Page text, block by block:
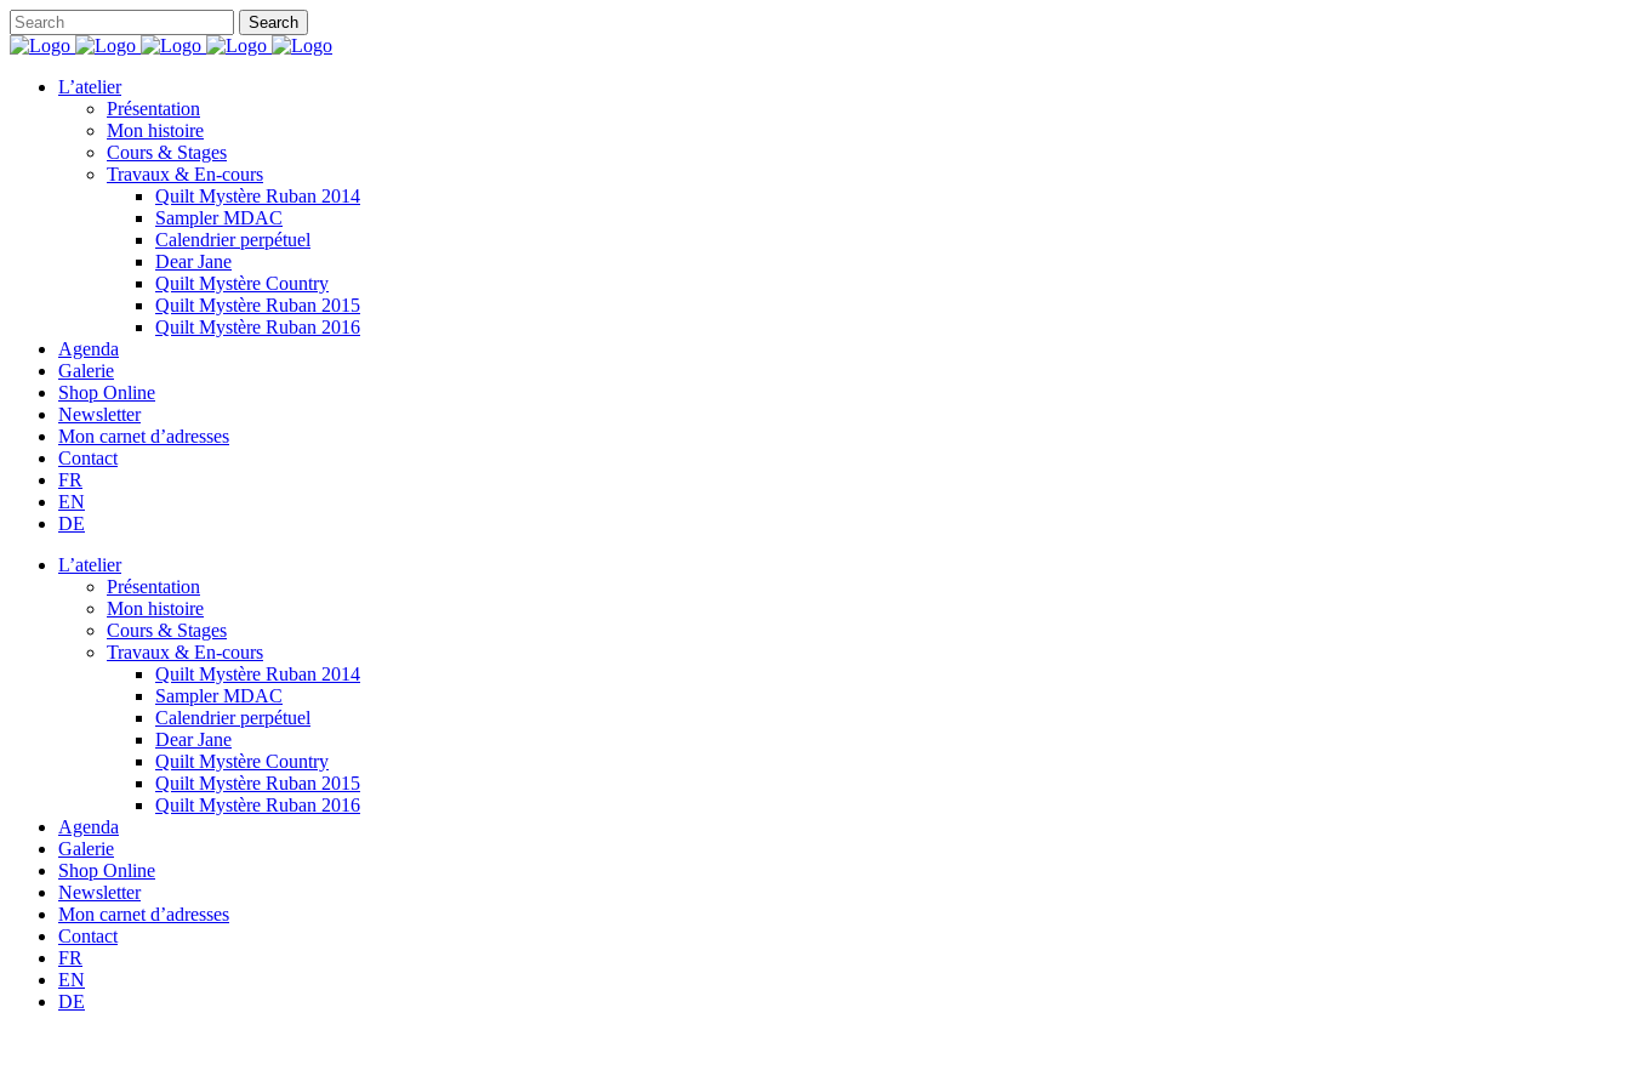
L’atelier
Présentation
Mon histoire
Cours & Stages
Travaux & En-cours
Quilt Mystère Ruban 2014
Sampler MDAC
Calendrier perpétuel
Dear Jane
Quilt Mystère Country
Quilt Mystère Ruban 2015
Quilt Mystère Ruban 2016
Agenda
Galerie
Shop Online
Newsletter
Mon carnet d’adresses
Contact
FR
EN
DE
L’atelier
Présentation
Mon histoire
Cours & Stages
Travaux & En-cours
Quilt Mystère Ruban 2014
Sampler MDAC
Calendrier perpétuel
Dear Jane
Quilt Mystère Country
Quilt Mystère Ruban 2015
Quilt Mystère Ruban 2016
Agenda
Galerie
Shop Online
Newsletter
Mon carnet d’adresses
Contact
FR
EN
DE